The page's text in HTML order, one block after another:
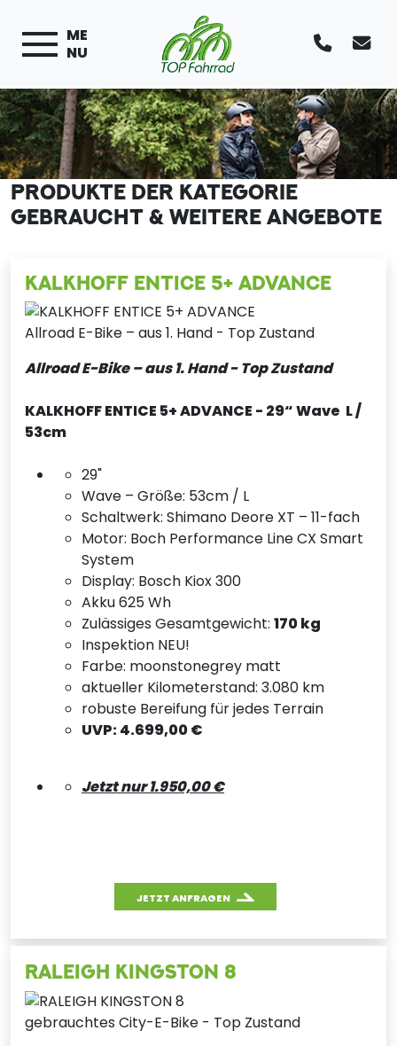
ME
NU
PRODUKTE DER KATEGORIE
GEBRAUCHT & WEITERE ANGEBOTE
KALKHOFF ENTICE 5+ ADVANCE
Allroad E-Bike – aus 1. Hand - Top Zustand
Allroad E-Bike – aus 1. Hand - Top Zustand
KALKHOFF ENTICE 5+ ADVANCE - 29“ Wave L /
53cm
29"
Wave – Größe: 53cm / L
Schaltwerk: Shimano Deore XT – 11-fach
Motor: Boch Performance Line CX Smart
System
Display: Bosch Kiox 300
Akku 625 Wh
Zulässiges Gesamtgewicht: 170 kg
Inspektion NEU!
Farbe: moonstonegrey matt
aktueller Kilometerstand: 3.080 km
robuste Bereifung für jedes Terrain
UVP: 4.699,00 €
Jetzt nur 1.950,00 €
JETZT ANFRAGEN
RALEIGH KINGSTON 8
gebrauchtes City-E-Bike - Top Zustand